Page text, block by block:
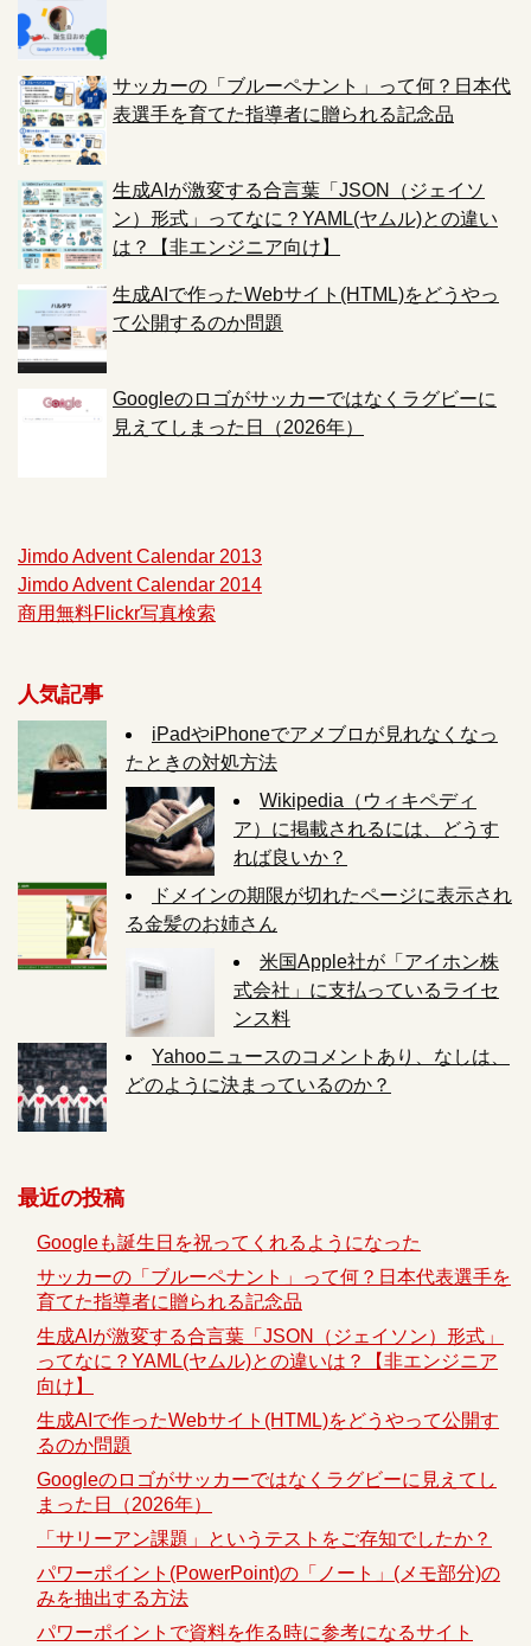
サッカーの「ブルーペナント」って何？日本代
表選手を育てた指導者に贈られる記念品
生成AIが激変する合言葉「JSON（ジェイソ
ン）形式」ってなに？YAML(ヤムル)との違い
は？【非エンジニア向け】
生成AIで作ったWebサイト(HTML)をどうやっ
て公開するのか問題
Googleのロゴがサッカーではなくラグビーに
見えてしまった日（2026年）
Jimdo Advent Calendar 2013
Jimdo Advent Calendar 2014
商用無料Flickr写真検索
人気記事
iPadやiPhoneでアメブロが見れなくなっ
たときの対処方法
Wikipedia（ウィキペディ
ア）に掲載されるには、どうす
れば良いか？
ドメインの期限が切れたページに表示され
る金髪のお姉さん
米国Apple社が「アイホン株
式会社」に支払っているライセ
ンス料
Yahooニュースのコメントあり、なしは、
どのように決まっているのか？
最近の投稿
Googleも誕生日を祝ってくれるようになった
サッカーの「ブルーペナント」って何？日本代表選手を
育てた指導者に贈られる記念品
生成AIが激変する合言葉「JSON（ジェイソン）形式」
ってなに？YAML(ヤムル)との違いは？【非エンジニア
向け】
生成AIで作ったWebサイト(HTML)をどうやって公開す
るのか問題
Googleのロゴがサッカーではなくラグビーに見えてし
まった日（2026年）
「サリーアン課題」というテストをご存知でしたか？
パワーポイント(PowerPoint)の「ノート」(メモ部分)の
みを抽出する方法
パワーポイントで資料を作る時に参考になるサイト